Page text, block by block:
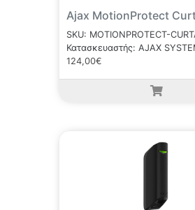
Ajax MotionProtect
SKU: MOTIONPROTECT-
Κατασκευαστής: AJAX
124,00€